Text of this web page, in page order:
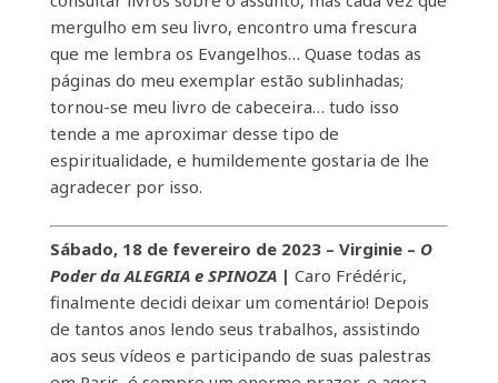
mergulho em seu livro, encontro uma frescura
que me lembra os Evangelhos… Quase todas as
páginas do meu exemplar estão sublinhadas;
tornou-se meu livro de cabeceira… tudo isso
tende a me aproximar desse tipo de
espiritualidade, e humildemente gostaria de lhe
agradecer por isso.
Sábado, 18 de fevereiro de 2023 – Virginie – O
Poder da ALEGRIA e SPINOZA| Caro Frédéric,
finalmente decidi deixar um comentário! Depois
de tantos anos lendo seus trabalhos, assistindo
aos seus vídeos e participando de suas palestras